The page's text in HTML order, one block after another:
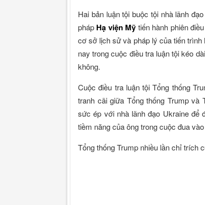
Hai bản luận tội buộc tội nhà lãnh
pháp Hạ viện Mỹ tiến hành phiên
cơ sở lịch sử và pháp lý của tiến
nay trong cuộc điều tra luận tội kéo
không.
Cuộc điều tra luận tội Tổng thống
tranh cãi giữa Tổng thống Trump và
sức ép với nhà lãnh đạo Ukraine để
tiềm năng của ông trong cuộc đua
Tổng thống Trump nhiều lần chỉ trích